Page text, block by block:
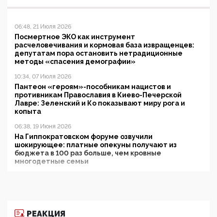
06:48, 21 Июля 2026
Посмертное ЭКО как инструмент
расчеловечивания и кормовая база извращенцев:
депутатам пора остановить нетрадиционные
методы «спасения демографии»
10:34, 07 Июля 2026
Пантеон «героям»-пособникам нацистов и
противникам Православия в Киево-Печерской
Лавре: Зеленский и Ко показывают миру рога и
копыта
06:38, 19 Июня 2026
На Гиппократовском форуме озвучили
шокирующее: платные опекуны получают из
бюджета в 100 раз больше, чем кровные
многодетные семьи
РЕАКЦИЯ